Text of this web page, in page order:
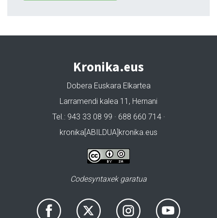
Kronika.eus
Dobera Euskara Elkartea
Larramendi kalea 11, Hernani
Tel.: 943 33 08 99 · 688 660 714 ·
kronika[ABILDUA]kronika.eus
Codesyntaxek garatua